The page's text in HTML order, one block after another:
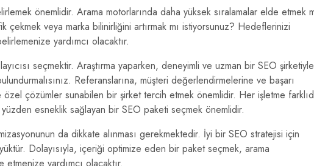
önemlidir. Arama motorlarında daha yüksek sıralamalar elde etmek
çekmek veya marka bilinirliğini artırmak mı istiyorsunuz? Hedeflerinizi
yardımcı olacaktır.
seçmektir. Araştırma yaparken, deneyimli ve uzman bir SEO şirketiyle
Referanslarına, müşteri değerlendirmelerine ve başarı
çözümler sunabilen bir şirket tercih etmek önemlidir. Her işletme
esneklik sağlayan bir SEO paketi seçmek önemlidir.
da dikkate alınması gerekmektedir. İyi bir SEO stratejisi için
Dolayısıyla, içeriği optimize eden bir paket seçmek, arama